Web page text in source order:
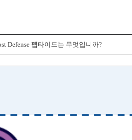
Defense 펩타이드는 무엇입니까?